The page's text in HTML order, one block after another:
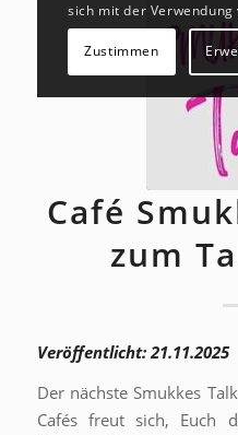
Café
zum
Veröffentlicht: 21.11.2025
Der nächste Smukkes
Cafés freut sich, Euch
sich mit der
Zustimmen